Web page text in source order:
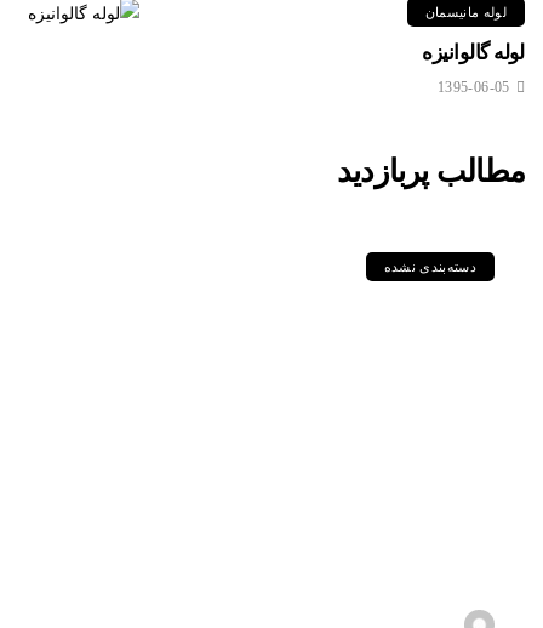
لوله مانیسمان
لوله گالوانیزه
1395-06-05
مطالب پربازدید
دسته‌بندی نشده